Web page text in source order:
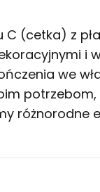
(cetka) z
i
we
różnorodne